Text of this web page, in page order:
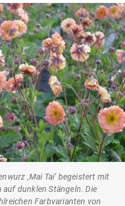
‚Mai Tai‘ begeistert mit
dunklen Stängeln. Die
Farbvarianten von